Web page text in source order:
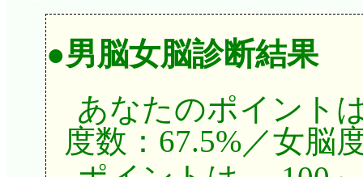
ると, 扉が現れる……
印の鍵」なんだから
出て来るというのは
分が二人になっても
うのは面白いところ
ら思いっきり突き付
のでした。
児童会長じゃない,
になってしまった玉
なってしまう, 中学
陽子が厄介になる邑(
うか)が, 到着直前に
立ったからじきにこ
とは言われたものの,
の責任を感じないわ
●男脳女脳診断結果
あなたのポイント
度数：67.5%／女脳